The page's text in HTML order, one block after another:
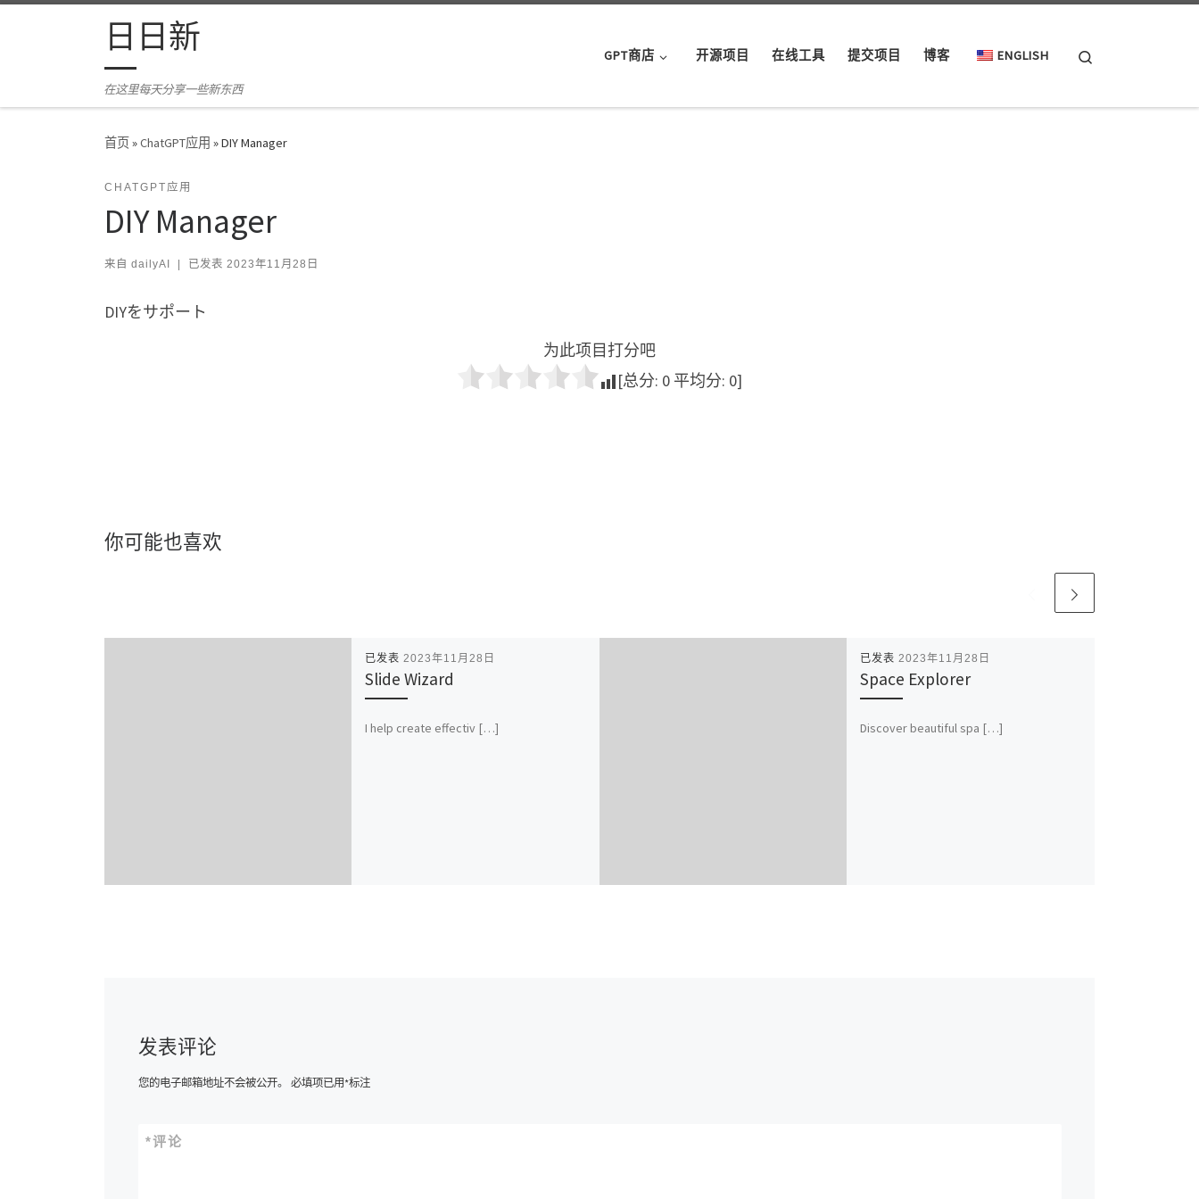
Skip to content日日新
在这里每天分享一些新东西
GPT商店 开源项目 在线工具 提交项目 博客 ENGLISH
首页»ChatGPT应用 »DIY Manager
CHATGPT应用
DIY Manager
来自 dailyAI 已发表 2023年11月28日
DIYをサポート
为此项目打分吧
[总分: 0 平均分: 0]
你可能也喜欢
已发表 2023年11月28日
Slide Wizard
I help create effectiv […]
已发表 2023年11月28日
Space Explorer
Discover beautiful spa […]
发表评论
您的电子邮箱地址不会被公开。 必填项已用*标注
评论
*